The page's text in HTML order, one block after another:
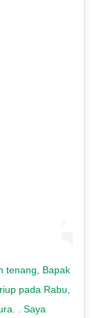
tenang, Bapak
pada Rabu,
. Saya